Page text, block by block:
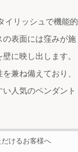
イリッシュで機能的
の表面には窪みが施
に映し出します。
兼ね備えており、
人気のペンダント
けるお客様へ